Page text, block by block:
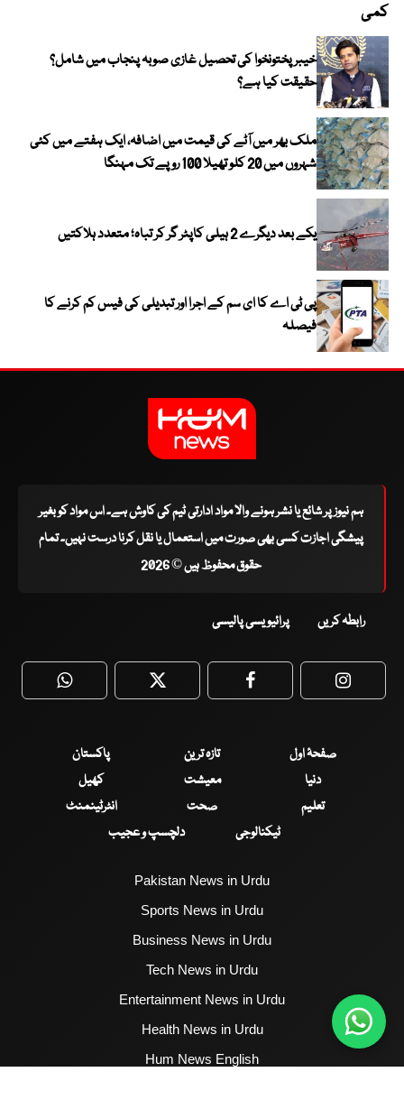
کمی
خیبر پختونخوا کی تحصیل غازی صوبہ پنجاب میں شامل؟
حقیقت کیا ہے؟
ملک بھر میں آٹے کی قیمت میں اضافہ، ایک ہفتے میں کئی
شہروں میں 20 کلو تھیلا 100 روپے تک مہنگا
یکے بعد دیگرے 2 ہیلی کاپٹر گر کر تباہ؛ متعدد ہلاکتیں
پی ٹی اے کا ای سم کے اجرا اور تبدیلی کی فیس کم کرنے کا
فیصلہ
ہم نیوز پر شائع یا نشر ہونے والا مواد ادارتی ٹیم کی کاوش ہے۔ اس مواد کو بغیر
پیشگی اجازت کسی بھی صورت میں استعمال یا نقل کرنا درست نہیں۔ تمام
حقوق محفوظ ہیں © 2026
رابطہ کریں پرائیویسی پالیسی
WhatsApp Twitter Facebook
صفحۂ اول تازہ ترین
پاکستان
دنیا
معیشت
کھیل
تعلیم
صحت
انٹرٹینمنٹ
ٹیکنالوجی
دلچسپ و عجیب
Pakistan News in Urdu
Sports News in Urdu
Business News in Urdu
Tech News in Urdu
Entertainment News in Urdu
Health News in Urdu
Hum News English